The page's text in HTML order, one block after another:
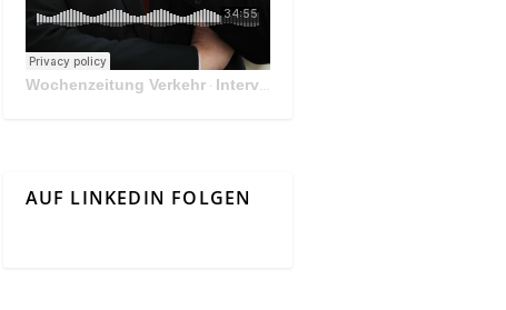
Wochenzeitung Verkehr· Interview Mit Andreas Matthä, CEO der ÖBB Holding
AUF LINKEDIN FOLGEN